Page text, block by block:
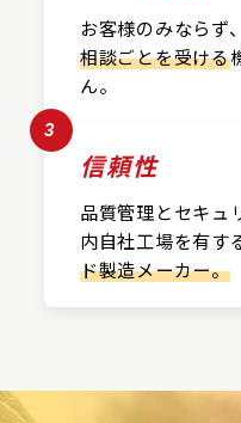
お客様のみならず、
相談ごとを受ける
ん。
3
信頼性
品質管理とセキュ
内自社工場を有す
ド製造メーカー。